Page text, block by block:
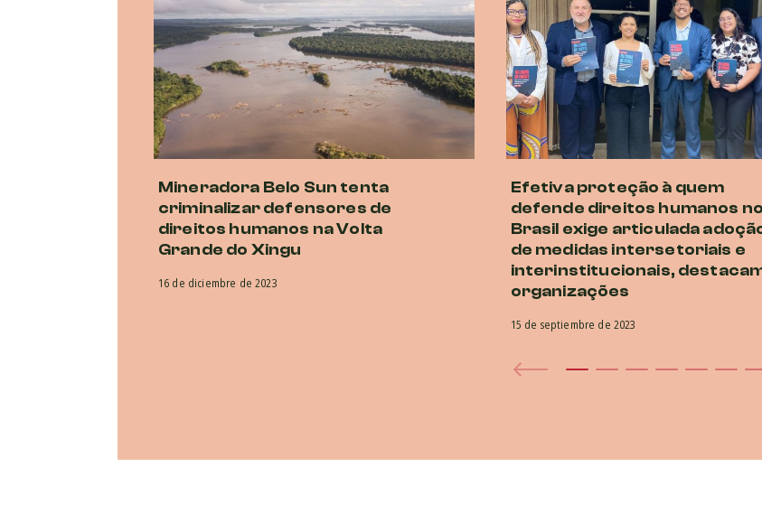
Mineradora Belo Sun tenta
criminalizar defensores de
direitos humanos na Volta
Grande do Xingu
16 de diciembre de 2023
Efetiva proteção à quem
defende direitos humanos no
Brasil exige articulada
de medidas intersetoriais e
interinstitucionais,
organizações
15 de septiembre de 2023